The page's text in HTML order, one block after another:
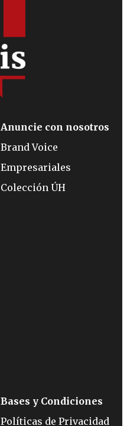
Anuncie con nosotros
Brand Voice
Empresariales
Colección ÚH
Bases y Condiciones
Políticas de Privacidad